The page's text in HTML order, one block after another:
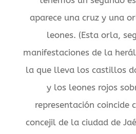
aparece una cruz y una
leones. (Esta orla,
manifestaciones de la
la que lleva los castillos
y los leones rojos
representación coincide
concejil de la ciudad de